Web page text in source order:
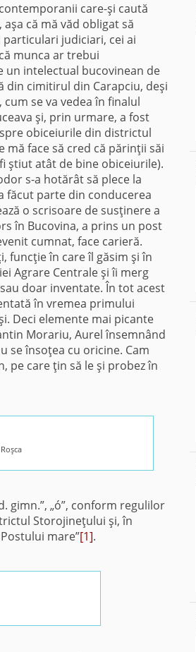
care-şi caută
că mă văd obligat să
judiciari, cei ai
munca ar trebui
intelectual bucovinean de
cimitirul din Carapciu, deşi
se va vedea în finalul
şi, prin urmare, a fost
obiceiurile din districtul
mă face să cred că părinţii săi
ştiut atât de bine obiceiurile).
s-a hotărât să plece la
făcut parte din conducerea
o scrisoare de susţinere a
în Bucovina, a prins un post
cumnat, face carieră.
funcţie în care îl găsim şi în
Agrare Centrale şi îi merg
doar inventate. În tot acest
în vremea primului
Deci elemente mai picante
Morariu, Aurel însemnând
se însoţea cu oricine. Cam
pe care ţin să le şi probez în
gimn.”, „ó”, conform regulilor
Storojineţului şi, în
mare”[1].